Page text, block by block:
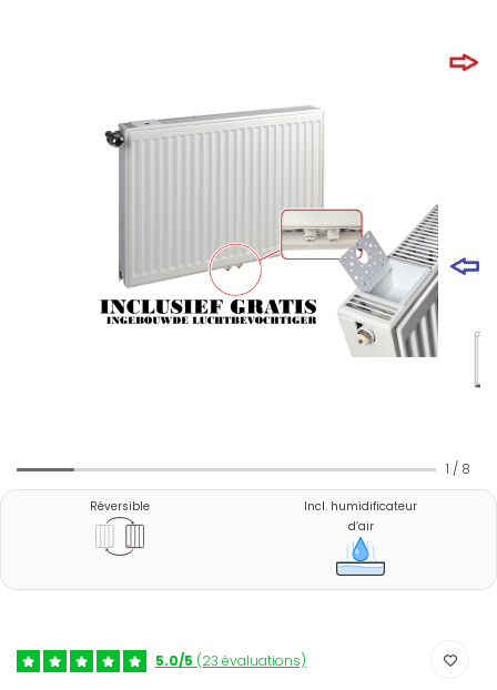
1 / 8
Réversible
Incl. humidificateur
d’air
5.0/5 (23 évaluations)